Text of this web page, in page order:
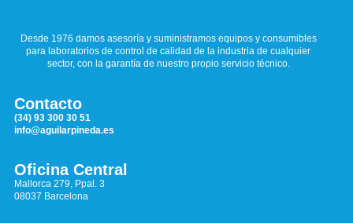
Desde 1976 damos asesoría y suministramos equipos y consumibles
para laboratorios de control de calidad de la industria de cualquier
sector, con la garantía de nuestro propio servicio técnico.
Contacto
(34) 93 300 30 51
info@aguilarpineda.es
Oficina Central
Mallorca 279, Ppal. 3
08037 Barcelona